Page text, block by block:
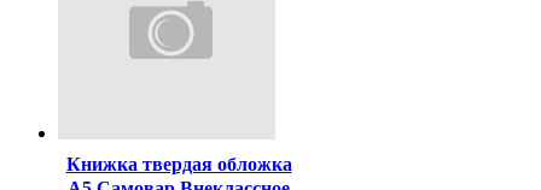
Книжка твердая обложка